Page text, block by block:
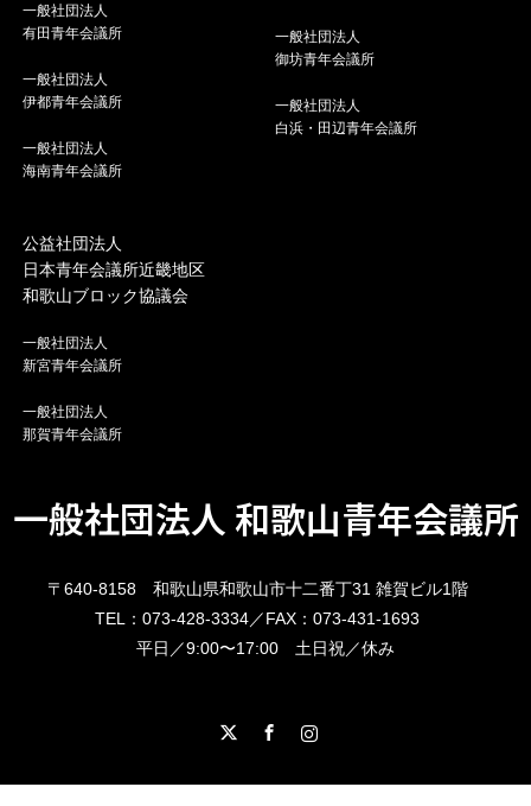
一般社団法人
有田青年会議所
一般社団法人
伊都青年会議所
一般社団法人
海南青年会議所
一般社団法人
御坊青年会議所
一般社団法人
白浜・田辺青年会議所
公益社団法人
日本青年会議所近畿地区
和歌山ブロック協議会
一般社団法人
新宮青年会議所
一般社団法人
那賀青年会議所
一般社団法人 和歌山青年会議所
〒640-8158 和歌山県和歌山市十二番丁31 雑賀ビル1階
TEL：073-428-3334／FAX：073-431-1693
平日／9:00〜17:00 土日祝／休み